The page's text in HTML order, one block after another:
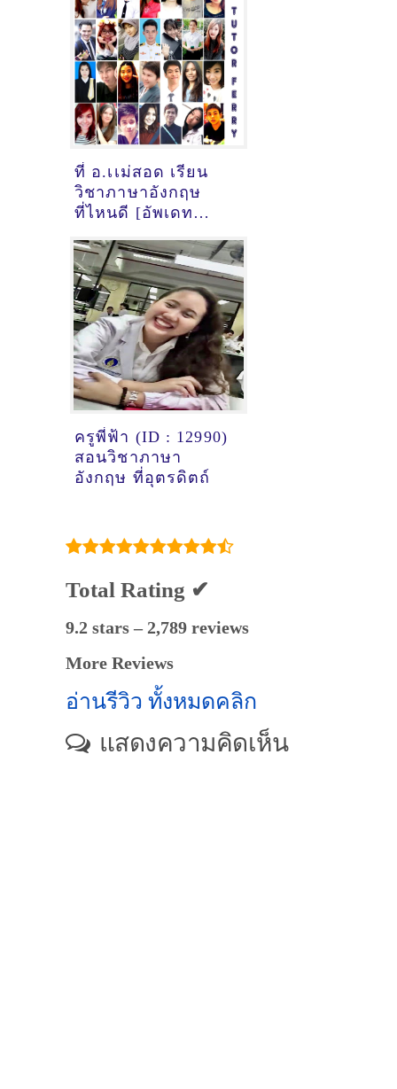
เมื่อ2/11/2024,
12:06:31]
ที่ อ.เเม่สอด เรียน
วิชาภาษาอังกฤษ
ที่ไหนดี [อัพเดท
อังกฤษ
เมื่อ2/11/2024,
10:48:16]
ครูพี่ฟ้า (ID : 12990)
สอนวิชาภาษา
อังกฤษ ที่อุตรดิตถ์
Total Rating ✔
9.2 stars – 2,789 reviews
More Reviews
อ่านรีวิว ทั้งหมดคลิก
แสดงความคิดเห็น